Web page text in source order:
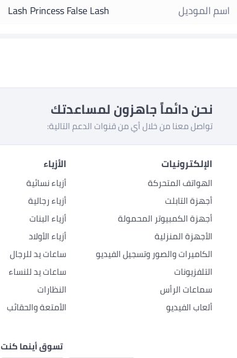
اسم الموديل
Lash Princess False Lash
نحن دائماً جاهزون لمساعدتك
تواصل معنا من خلال أي من قنوات الدعم التالية:
الإلكترونيات
الهواتف المتحركة
أجهزة التابلت
أجهزة الكمبيوتر المحمولة
الأجهزة المنزلية
الكاميرات والصور وتسجيل الفيديو
التلفزيونات
سماعات الرأس
ألعاب الفيديو
الأزياء
أزياء نسائية
أزياء رجالية
أزياء البنات
أزياء الأولاد
ساعات يد للرجال
ساعات يد للنساء
النظارات
الأمتعة والحقائب
تسوق أينما كنت